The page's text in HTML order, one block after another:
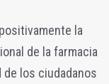
la
de la farmacia
los ciudadanos